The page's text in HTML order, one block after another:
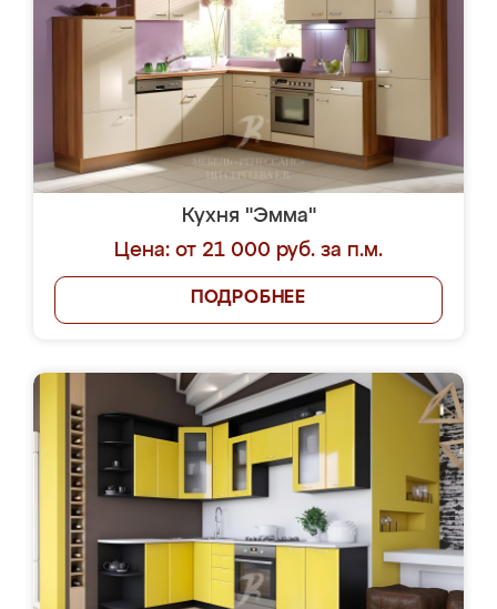
Кухня "Эмма"
Цена: от 21 000 руб. за п.м.
ПОДРОБНЕЕ